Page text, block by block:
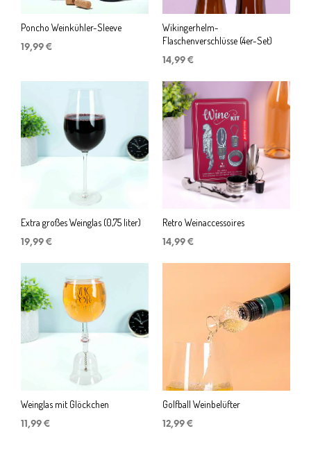
Poncho Weinkühler-Sleeve
19,99 €
Wikingerhelm-
Flaschenverschlüsse (4er-Set)
14,99 €
Extra großes Weinglas (0,75 liter)
19,99 €
Retro Weinaccessoires
14,99 €
Weinglas mit Glöckchen
11,99 €
Golfball Weinbelüfter
12,99 €